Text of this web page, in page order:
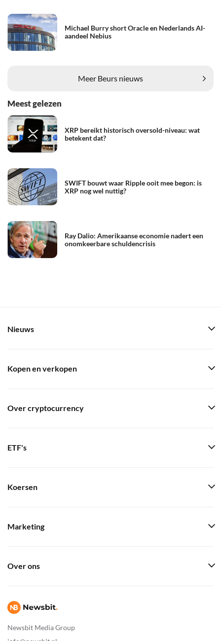
Michael Burry short Oracle en Nederlands AI-
aandeel Nebius
Meer Beurs nieuws
Meest gelezen
XRP bereikt historisch oversold-niveau: wat
betekent dat?
SWIFT bouwt waar Ripple ooit mee begon: is
XRP nog wel nuttig?
Ray Dalio: Amerikaanse economie nadert een
onomkeerbare schuldencrisis
Newsbit Media Group
Nieuws
Kopen en verkopen
Over cryptocurrency
ETF's
Koersen
Marketing
Over ons